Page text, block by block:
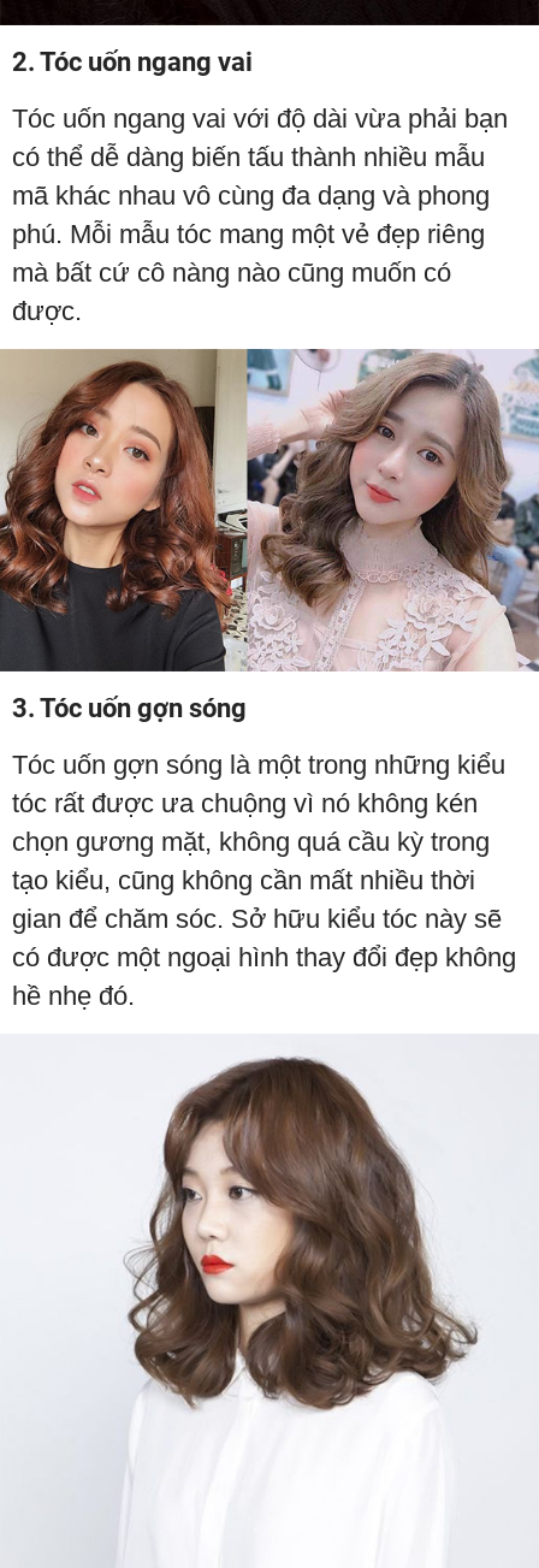
2. Tóc uốn ngang vai
Tóc uốn ngang vai với độ dài vừa phải bạn
có thể dễ dàng biến tấu thành nhiều mẫu
mã khác nhau vô cùng đa dạng và phong
phú. Mỗi mẫu tóc mang một vẻ đẹp riêng
mà bất cứ cô nàng nào cũng muốn có
được.
3. Tóc uốn gợn sóng
Tóc uốn gợn sóng là một trong những kiểu
tóc rất được ưa chuộng vì nó không kén
chọn gương mặt, không quá cầu kỳ trong
tạo kiểu, cũng không cần mất nhiều thời
gian để chăm sóc. Sở hữu kiểu tóc này sẽ
có được một ngoại hình thay đổi đẹp không
hề nhẹ đó.